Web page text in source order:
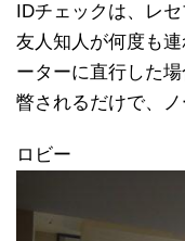
IDチェックは、レ
友人知人が何度も
ーターに直行した
瞥されるだけで、ノ
ロビー